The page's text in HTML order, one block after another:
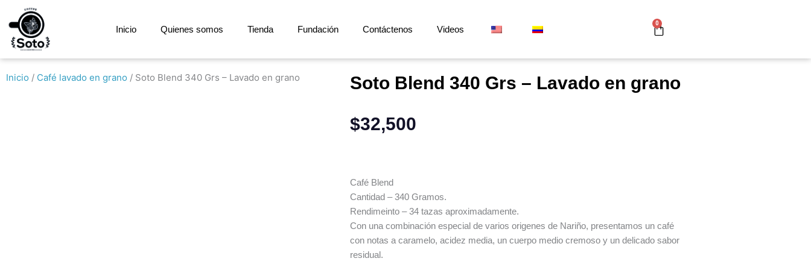
contenido
Inicio Quienes somos Tienda Fundación Contáctenos Videos
0
Cart
Inicio / Café lavado en grano / Soto Blend 340 Grs – Lavado en grano Soto Blend 340 Grs – Lavado en grano
$32,500
Café Blend
Cantidad – 340 Gramos.
Rendimeinto – 34 tazas aproximadamente.
Con una combinación especial de varios origenes de Nariño, presentamos un café
con notas a caramelo, acidez media, un cuerpo medio cremoso y un delicado sabor
residual.